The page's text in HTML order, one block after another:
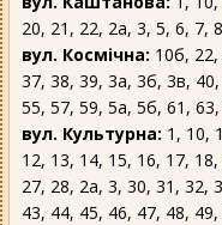
20, 21, 22, 2а, 3, 5, 6, 7,
вул. Космічна: 10б,
37, 38, 39, 3а, 3б, 3в,
55, 57, 59, 5а, 5б, 61,
вул. Культурна: 1, 10,
12, 13, 14, 15, 16, 17,
27, 28, 2а, 3, 30, 31, 32,
43, 44, 45, 46, 47, 48,